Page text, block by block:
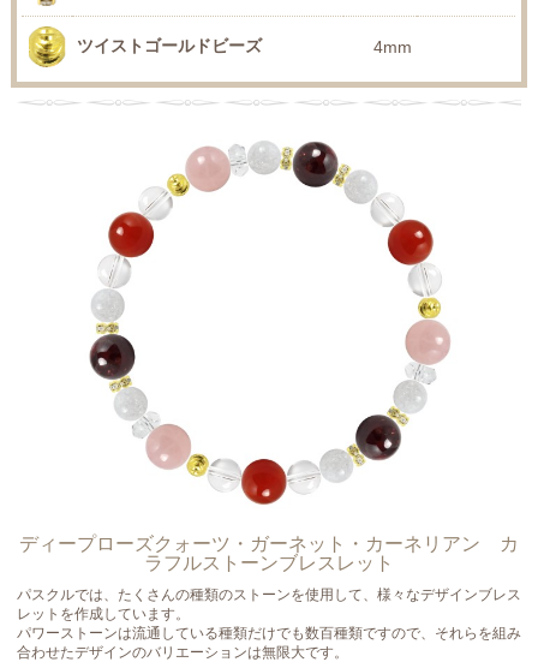
ツイストゴールドビーズ 4mm
ディープローズクォーツ・ガーネット・カーネリアン カ
ラフルストーンブレスレット
パスクルでは、たくさんの種類のストーンを使用して、様々なデザインブレス
レットを作成しています。
パワーストーンは流通している種類だけでも数百種類ですので、それらを組み
合わせたデザインのバリエーションは無限大です。